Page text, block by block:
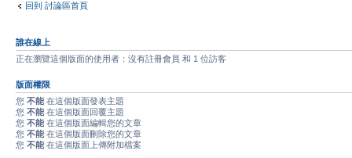
回到 討論區首頁
誰在線上
正在瀏覽這個版面的使用者：沒有註冊會員 和 1 位訪客
版面權限
您 不能 在這個版面發表主題
您 不能 在這個版面回覆主題
您 不能 在這個版面編輯您的文章
您 不能 在這個版面刪除您的文章
您 不能 在這個版面上傳附加檔案